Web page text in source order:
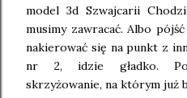
model 3d Szwajcarii
musimy zawracać. Albo
nakierować się na punkt z
nr 2, idzie gładko. Po
skrzyżowanie, na którym już